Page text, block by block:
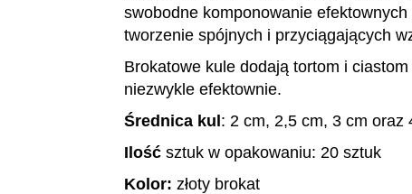
swobodne komponowanie
tworzenie spójnych i przyciągających
Brokatowe kule dodają tortom i
niezwykle efektownie.
Średnica kul : 2 cm, 2,5 cm, 3 cm oraz
Ilość sztuk w opakowaniu: 20 sztuk
Kolor: złoty brokat